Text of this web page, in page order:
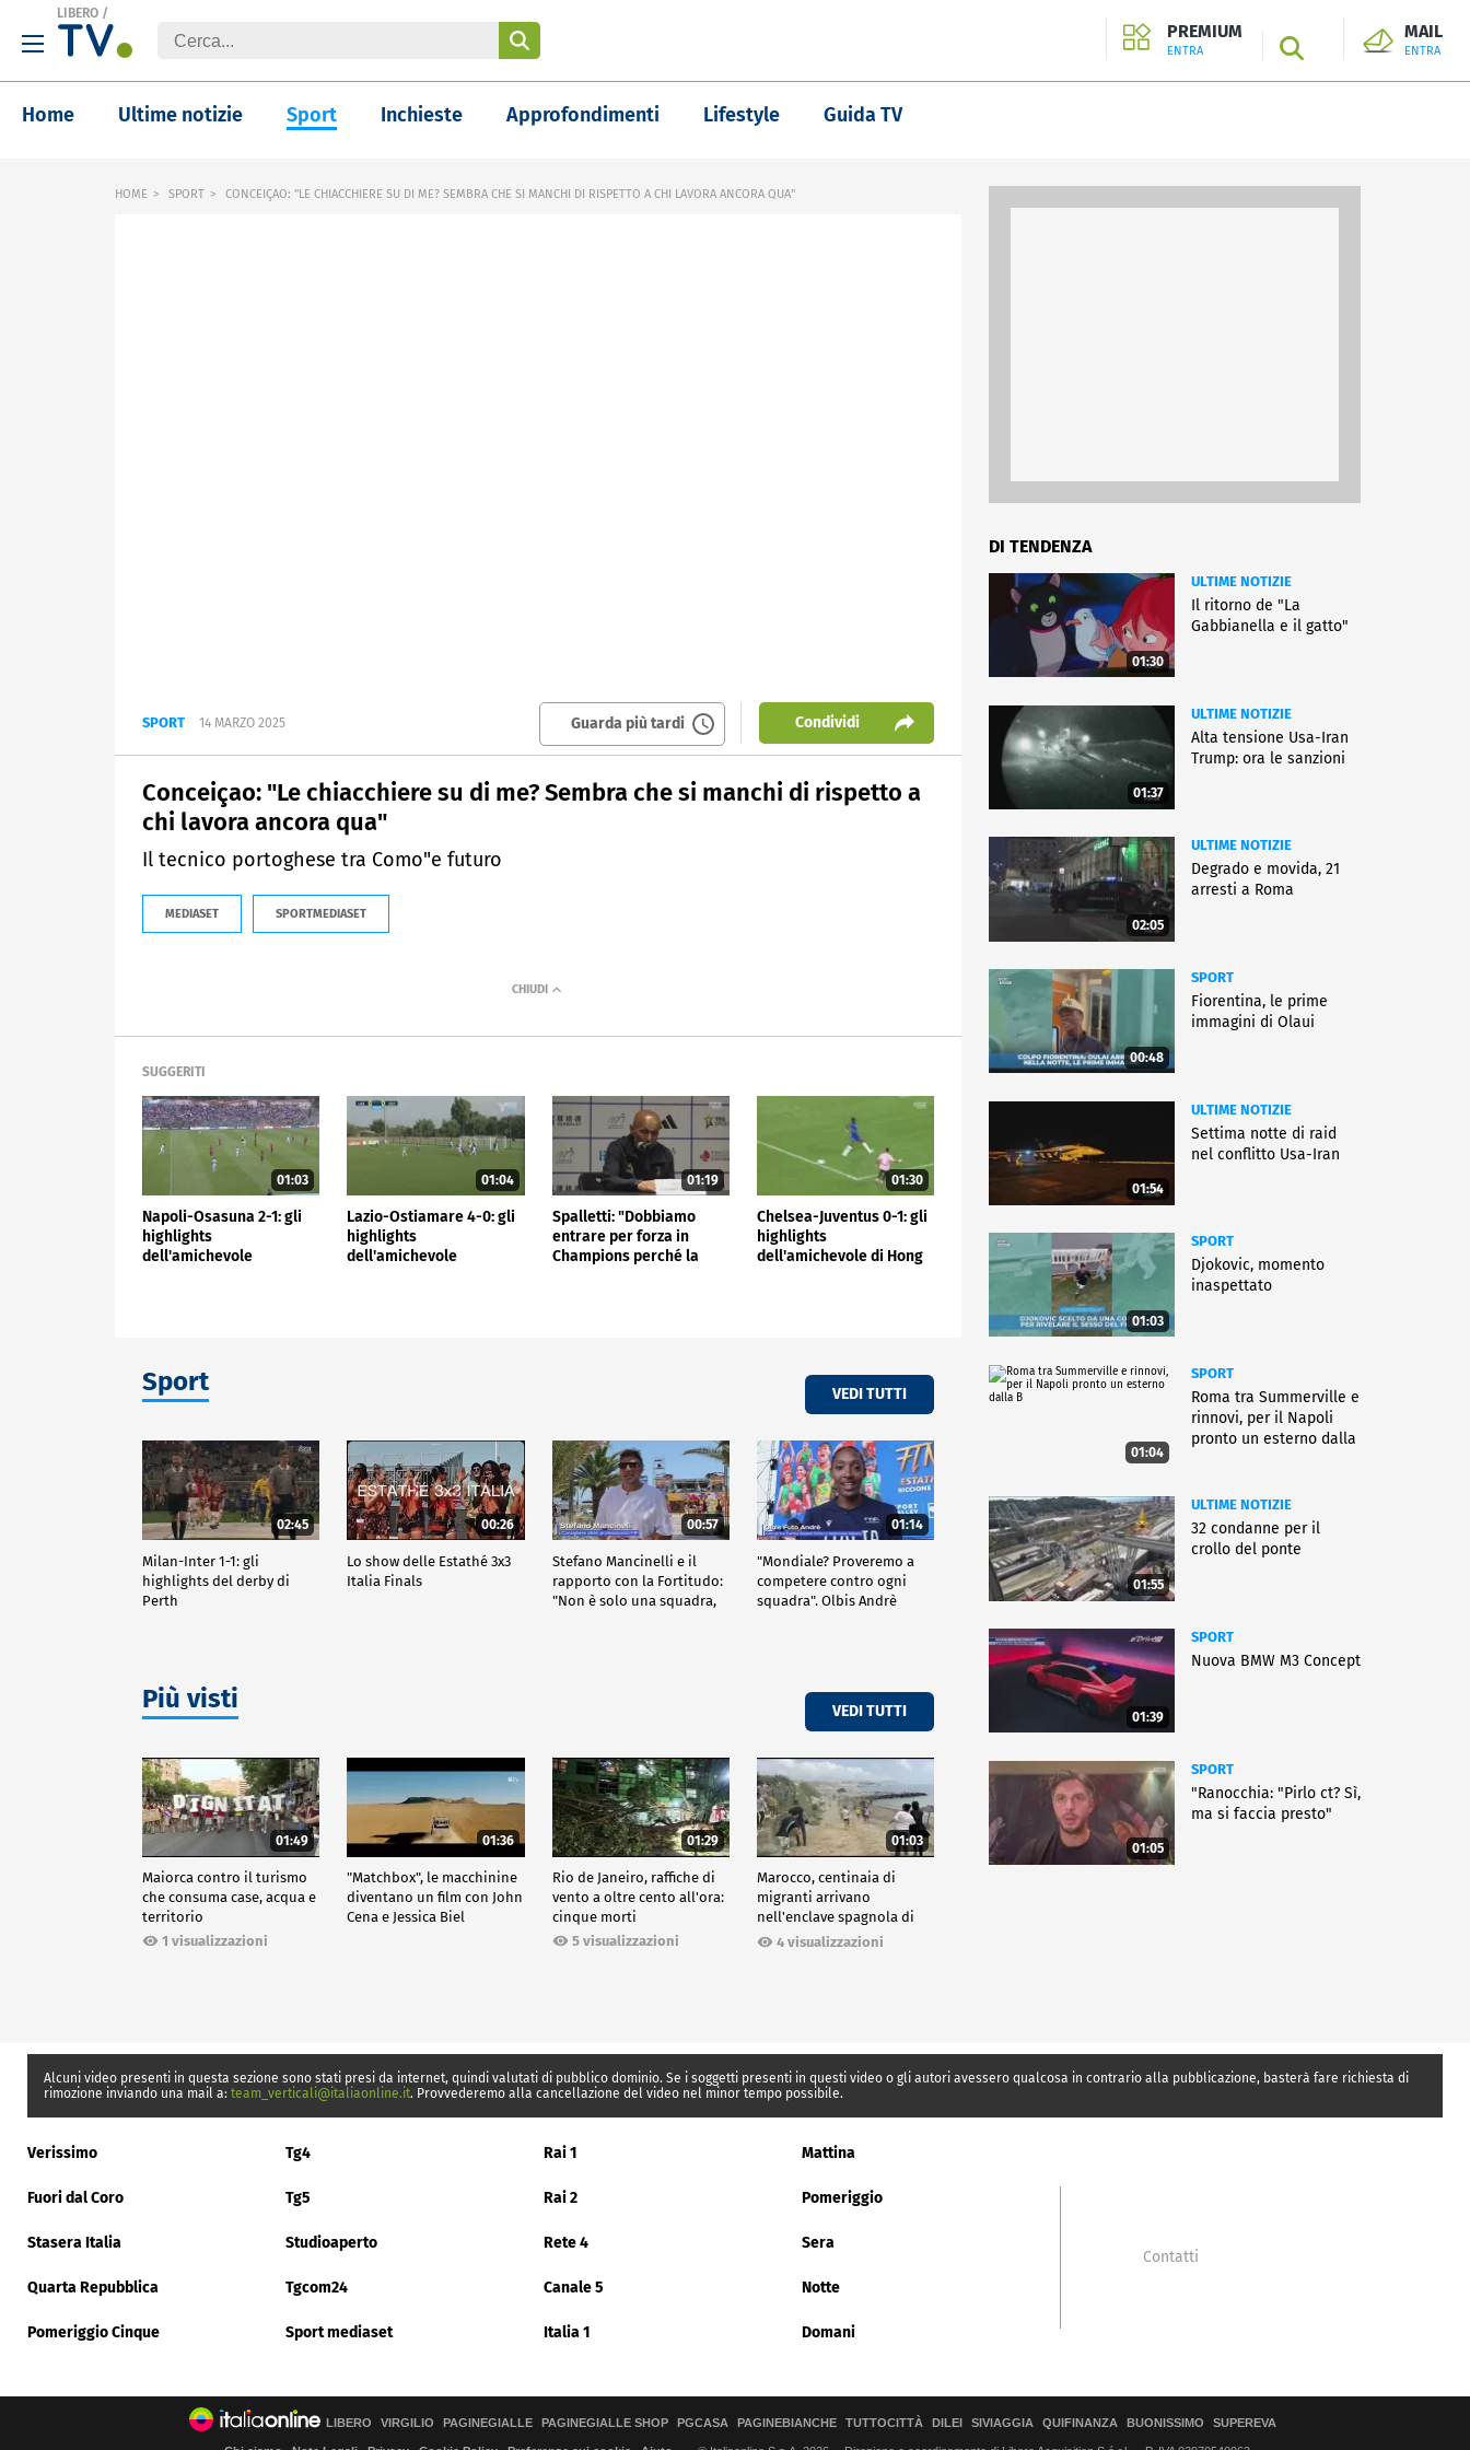
LIBERO /
PREMIUM
ENTRA SEARCH
MAIL
ENTRA
Home Ultime notizie Sport Inchieste Approfondimenti Lifestyle Guida TV
HOME SPORT CONCEIÇAO: "LE CHIACCHIERE SU DI ME? SEMBRA CHE SI MANCHI DI RISPETTO A CHI LAVORA ANCORA QUA"
SPORT 14 MARZO 2025 Guarda più tardi Condividi
Conceiçao: "Le chiacchiere su di me? Sembra che si manchi di rispetto a
chi lavora ancora qua"
Il tecnico portoghese tra Como"e futuro
MEDIASET SPORTMEDIASET
SUGGERITI
01:03
Napoli-Osasuna 2-1: gli
highlights
dell'amichevole
01:04
Lazio-Ostiamare 4-0: gli
highlights
dell'amichevole
01:19
Spalletti: "Dobbiamo
entrare per forza in
Champions perché la
01:30
Chelsea-Juventus 0-1: gli
highlights
dell'amichevole di Hong
Sport VEDI TUTTI
02:45
Milan-Inter 1-1: gli
highlights del derby di
Perth
00:26
Lo show delle Estathé 3x3
Italia Finals
00:57
Stefano Mancinelli e il
rapporto con la Fortitudo:
"Non è solo una squadra,
01:14
"Mondiale? Proveremo a
competere contro ogni
squadra". Olbis Andrè
Più visti VEDI TUTTI
01:49
Maiorca contro il turismo
che consuma case, acqua e
territorio
1 visualizzazioni
01:36
"Matchbox", le macchinine
diventano un film con John
Cena e Jessica Biel
01:29
Rio de Janeiro, raffiche di
vento a oltre cento all'ora:
cinque morti
5 visualizzazioni
01:03
Marocco, centinaia di
migranti arrivano
nell'enclave spagnola di
Ceuta4 visualizzazioni
DI TENDENZA
01:30
ULTIME NOTIZIE
Il ritorno de "La
Gabbianella e il gatto"
01:37
ULTIME NOTIZIE
Alta tensione Usa-Iran
Trump: ora le sanzioni
02:05
ULTIME NOTIZIE
Degrado e movida, 21
arresti a Roma
00:48
SPORT
Fiorentina, le prime
immagini di Olaui
01:54
ULTIME NOTIZIE
Settima notte di raid
nel conflitto Usa-Iran
01:03
SPORT
Djokovic, momento
inaspettato
01:04
SPORT
Roma tra Summerville e
rinnovi, per il Napoli
pronto un esterno dalla
01:55
ULTIME NOTIZIE
32 condanne per il
crollo del ponte
01:39
SPORT
Nuova BMW M3 Concept
01:05
SPORT
"Ranocchia: "Pirlo ct? Sì,
ma si faccia presto"
Alcuni video presenti in questa sezione sono stati presi da internet, quindi valutati di pubblico dominio. Se i soggetti presenti in questi video o gli autori avessero qualcosa in contrario alla pubblicazione, basterà fare richiesta di
rimozione inviando una mail a: team_verticali@italiaonline.it. Provvederemo alla cancellazione del video nel minor tempo possibile.
Verissimo Tg4 Rai 1 Mattina
Fuori dal Coro Tg5 Rai 2 Pomeriggio
Stasera Italia Studioaperto Rete 4 Sera
Quarta Repubblica Tgcom24 Canale 5 Notte
Pomeriggio Cinque Sport mediaset Italia 1 Domani
Contatti
LIBERO VIRGILIO PAGINEGIALLE PAGINEGIALLE SHOP PGCASA PAGINEBIANCHE TUTTOCITTÀ DILEI SIVIAGGIA QUIFINANZA BUONISSIMO SUPEREVA